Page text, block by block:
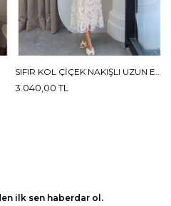
3.040,00 TL
ilk sen haberdar ol.